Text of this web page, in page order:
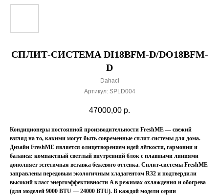
СПЛИТ-СИСТЕМА DI18BFM-D/DO18BFM-
D
Dahaci
Артикул: SPLD004
47000,00 р.
Кондиционеры постоянной производительности FreshME — свежий
взгляд на то, какими могут быть современные сплит-системы для дома.
Дизайн FreshME является олицетворением идей лёгкости, гармонии и
баланса: компактный светлый внутренний блок с плавными линиями
дополняет эстетичная вставка бежевого оттенка. Сплит-системы FreshME
заправлены передовым экологичным хладагентом R32 и подтвердили
высокий класс энергоэффективности A в режимах охлаждения и обогрева
(для моделей 9000 BTU — 24000 BTU). В каждой модели серии